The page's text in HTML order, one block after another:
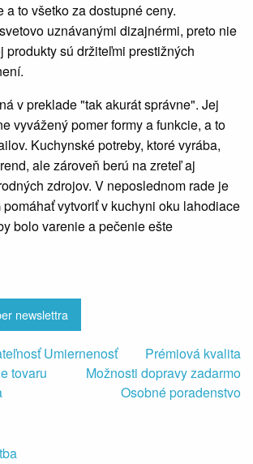
a to všetko za dostupné ceny.
uznávanými dizajnérmi, preto nie
produkty sú držiteľmi prestižných
v preklade "tak akurát správne". Jej
vyvážený pomer formy a funkcie, a to
Kuchynské potreby, ktoré vyrába,
ale zároveň berú na zreteľ aj
zdrojov. V neposlednom rade je
pomáhať vytvoriť v kuchyni oku lahodiace
bolo varenie a pečenie ešte
newslettra
Umiernenosť
Prémiová kvalita
tovaru
Možnosti dopravy zadarmo
Osobné poradenstvo